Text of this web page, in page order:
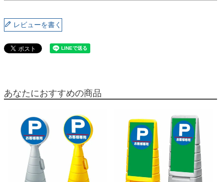
レビューを書く
あなたにおすすめの商品